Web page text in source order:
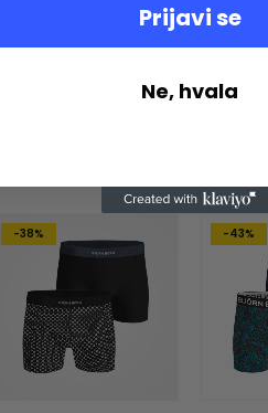
-38% -43%
Prijavi se
Ne, hvala